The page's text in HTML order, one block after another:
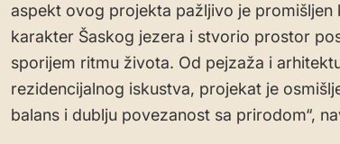
aspekt ovog projekta pažljivo je
karakter Šaskog jezera i stvorio prostor
sporijem ritmu života. Od pejzaža i
rezidencijalnog iskustva, projekat je
balans i dublju povezanost sa prirodom“,